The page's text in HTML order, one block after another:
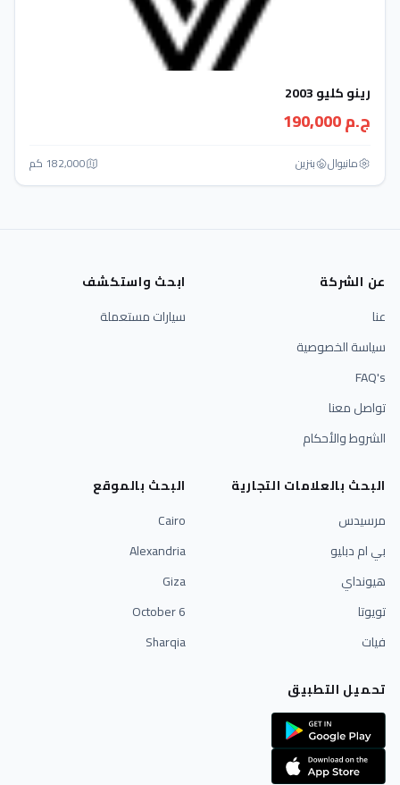
رينو كليو 2003
ج.م 190,000
مانيوال بنزين 182,000 كم
عن الشركة
عنا
سياسة الخصوصية
FAQ's
تواصل معنا
الشروط والأحكام
ابحث واستكشف
سيارات مستعملة
البحث بالعلامات التجارية
مرسيدس
بي ام دبليو
هيونداي
تويوتا
فيات
البحث بالموقع
Cairo
Alexandria
Giza
6 October
Sharqia
تحميل التطبيق